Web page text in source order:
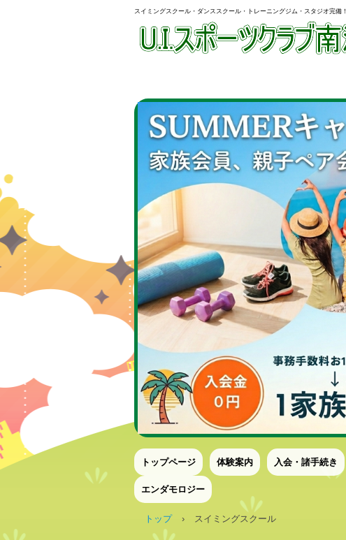
スイミングスクール・ダンススクール・トレーニングジム・スタジオ完備！
トップページ 体験案内 入会・諸手続き
エンダモロジー
トップ › スイミングスクール